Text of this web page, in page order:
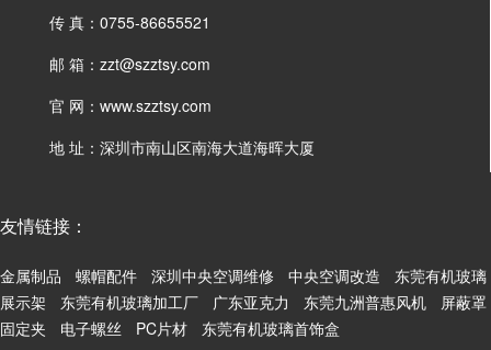
传 真：0755-86655521
邮 箱：zzt@szztsy.com
官 网：www.szztsy.com
地 址：深圳市南山区南海大道海晖大厦
友情链接：
金属制品 螺帽配件 深圳中央空调维修 中央空调改造
东莞有机玻璃
展示架
东莞有机玻璃加工厂 广东亚克力 东莞九洲普惠风机
屏蔽罩
固定夹
电子螺丝 PC片材 东莞有机玻璃首饰盒